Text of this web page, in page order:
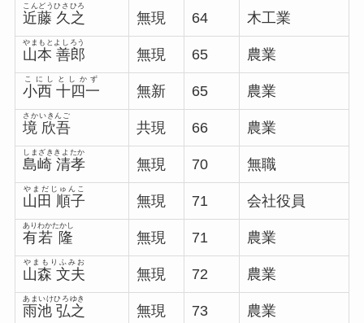
近藤 久之
こんどうひさひろ
無現 64 木工業
山本 善郎
やまもとよしろう
無現 65 農業
小西 十四一
こにしとしかず
無新 65 農業
境 欣吾
さかいきんご
共現 66 農業
島崎 清孝
しまざききよたか
無現 70 無職
山田 順子
やまだじゅんこ
無現 71 会社役員
有若 隆
ありわかたかし
無現 71 農業
山森 文夫
やまもりふみお
無現 72 農業
雨池 弘之
あまいけひろゆき
無現 73 農業